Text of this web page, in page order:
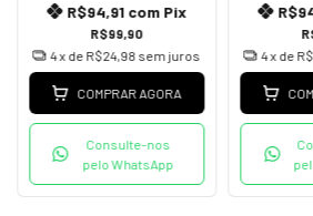
R$99,90
R$94,91 com Pix
4x de R$24,98 sem juros
COMPRAR AGORA
Consulte-nos
pelo WhatsApp
4x de